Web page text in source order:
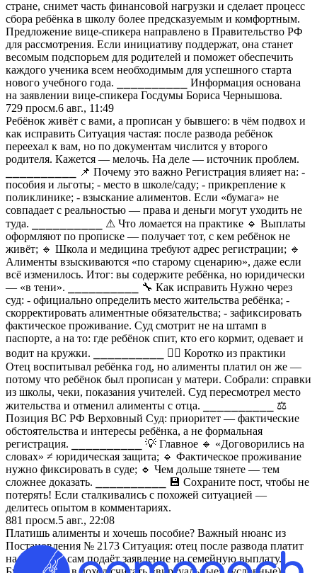
стране, снимет часть финансовой нагрузки и сделает процесс
сбора ребёнка в школу более предсказуемым и комфортным.
Предложение вице-спикера направлено в Правительство РФ
для рассмотрения. Если инициативу поддержат, она станет
весомым подспорьем для родителей и поможет обеспечить
каждого ученика всем необходимым для успешного старта
нового учебного года. ⎯⎯⎯⎯⎯⎯⎯⎯⎯⎯ Информация основана
на заявлении вице-спикера Госдумы Бориса Чернышова.
729 просм.6 авг., 11:49
Ребёнок живёт с вами, а прописан у бывшего: в чём подвох и
как исправить Ситуация частая: после развода ребёнок
переехал к вам, но по документам числится у второго
родителя. Кажется — мелочь. На деле — источник проблем.
⎯⎯⎯⎯⎯⎯⎯⎯⎯⎯ 📌 Почему это важно Регистрация влияет на: -
пособия и льготы; - место в школе/саду; - прикрепление к
поликлинике; - взыскание алиментов. Если «бумага» не
совпадает с реальностью — права и деньги могут уходить не
туда. ⎯⎯⎯⎯⎯⎯⎯⎯⎯⎯ ⚠ Что ломается на практике 🔹 Выплаты
оформляют по прописке — получает тот, с кем ребёнок не
живёт; 🔹 Школа и медицина требуют адрес регистрации; 🔹
Алименты взыскиваются «по старому сценарию», даже если
всё изменилось. Итог: вы содержите ребёнка, но юридически
— «в тени». ⎯⎯⎯⎯⎯⎯⎯⎯⎯⎯ 🔧 Как исправить Нужно через
суд: - официально определить место жительства ребёнка; -
скорректировать алиментные обязательства; - зафиксировать
фактическое проживание. Суд смотрит не на штамп в
паспорте, а на то: где ребёнок спит, кто его кормит, одевает и
водит на кружки. ⎯⎯⎯⎯⎯⎯⎯⎯⎯⎯ 👨‍⚖ Коротко из практики
Отец воспитывал ребёнка год, но алименты платил он же —
потому что ребёнок был прописан у матери. Собрали: справки
из школы, чеки, показания учителей. Суд пересмотрел место
жительства и отменил алименты с отца. ⎯⎯⎯⎯⎯⎯⎯⎯⎯⎯ ⚖
Позиция ВС РФ Верховный Суд: приоритет — фактические
обстоятельства и интересы ребёнка, а не формальная
регистрация. ⎯⎯⎯⎯⎯⎯⎯⎯⎯⎯ 💡 Главное 🔹 «Договорились на
словах» ≠ юридическая защита; 🔹 Фактическое проживание
нужно фиксировать в суде; 🔹 Чем дольше тянете — тем
сложнее доказать. ⎯⎯⎯⎯⎯⎯⎯⎯⎯⎯ 💾 Сохраните пост, чтобы не
потерять! Если сталкивались с похожей ситуацией —
делитесь опытом в комментариях.
881 просм.5 авг., 22:08
Платишь алименты и хочешь пособие? Важный нюанс из
Постановления № 2173 Ситуация: отец после развода платит
на детей, но сам подаёт заявление на семейную выплату.